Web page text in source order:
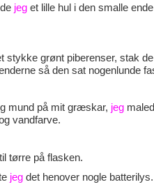
jeg et lille hul i den smalle
stykke grønt piberenser, stak
så den sat nogenlunde
mund på mit græskar, jeg
vandfarve.
tørre på flasken.
jeg det henover nogle batterilys.